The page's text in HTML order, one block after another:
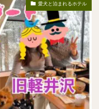
愛犬と泊まれるホテル